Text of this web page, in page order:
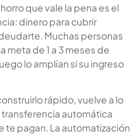
que vale la pena es el
dinero para cubrir
Muchas personas
meta de 1 a 3 meses de
lo amplían si su ingreso
rápido, vuelve a lo
automática
te pagan. La automatización